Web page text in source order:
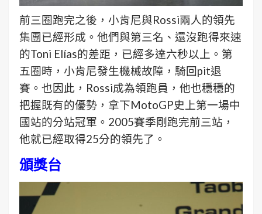
前三圈跑完之後，小肯尼與Rossi兩人的領先
集團已經形成。他們與第三名、還沒跑得來速
的Toni Elías的差距，已經多達六秒以上。第
五圈時，小肯尼發生機械故障，騎回pit退
賽。也因此，Rossi成為領跑員，他也穩穩的
把握既有的優勢，拿下MotoGP史上第一場中
國站的分站冠軍。2005賽季剛跑完前三站，
他就已經取得25分的領先了。
頒獎台